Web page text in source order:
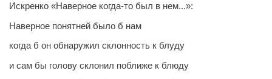
Искренко «Наверное когда-то был в нем...»:
Наверное понятней было б нам
когда б он обнаружил склонность к блуду
и сам бы голову склонил поближе к блюду